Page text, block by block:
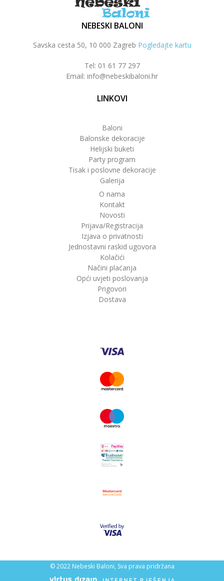
NEBESKI BALONI
Savska cesta 50, 10 000 Zagreb Pogledajte kartu
Tel: 01 61 77 297
Email: info@nebeskibaloni.hr
LINKOVI
Baloni
Balonske dekoracije
Helijski buketi
Party program
Tisak i poslovne dekoracije
Galerija
O nama
Kontakt
Novosti
Prijava/Registracija
Izjava o privatnosti
Jednostavni raskid ugovora
Kolačići
Načini plaćanja
Opći uvjeti poslovanja
Prigovori
Dostava
© 2022 Nebeski Baloni, Sva prava pridržana